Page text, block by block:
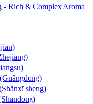
- Rich & Complex Aroma
sheng)